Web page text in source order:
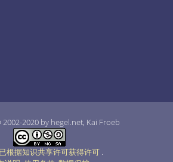
2020 by hegel.net, Kai Froeb
根据知识共享许可获得许可 .